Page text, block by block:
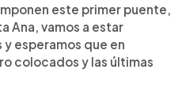
este primer puente,
Ana, vamos a estar
esperamos que en
colocados y las últimas